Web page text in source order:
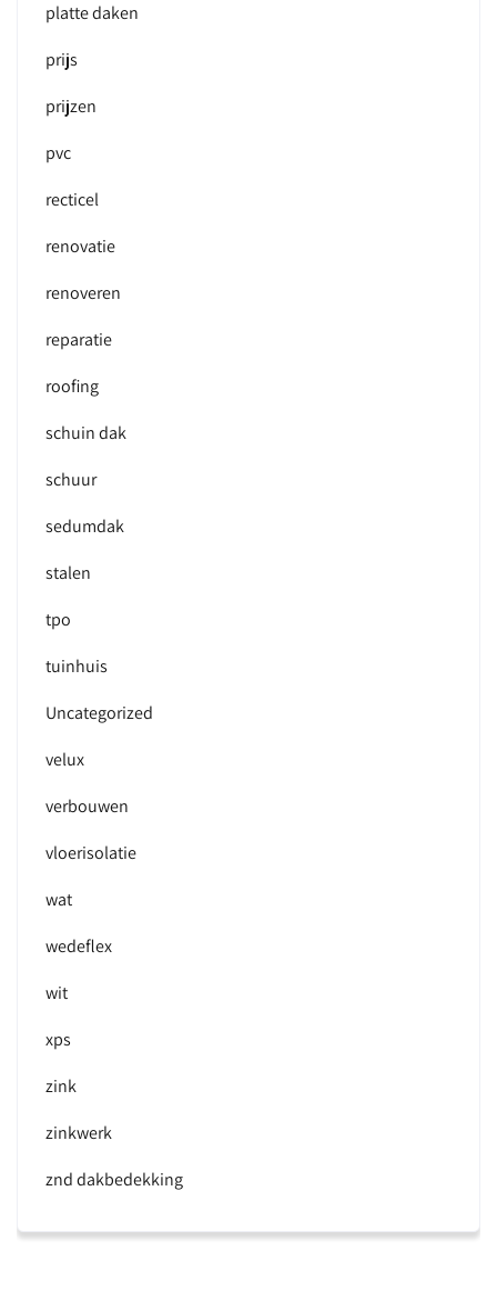
platte daken
prijs
prijzen
pvc
recticel
renovatie
renoveren
reparatie
roofing
schuin dak
schuur
sedumdak
stalen
tpo
tuinhuis
Uncategorized
velux
verbouwen
vloerisolatie
wat
wedeflex
wit
xps
zink
zinkwerk
znd dakbedekking